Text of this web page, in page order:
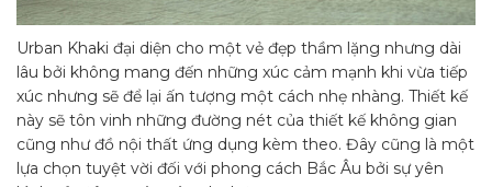
Urban Khaki đại diện cho một vẻ đẹp thầm lặng nhưng dài
lâu bởi không mang đến những xúc cảm mạnh khi vừa tiếp
xúc nhưng sẽ để lại ấn tượng một cách nhẹ nhàng. Thiết kế
này sẽ tôn vinh những đường nét của thiết kế không gian
cũng như đồ nội thất ứng dụng kèm theo. Đây cũng là một
lựa chọn tuyệt vời đối với phong cách Bắc Âu bởi sự yên